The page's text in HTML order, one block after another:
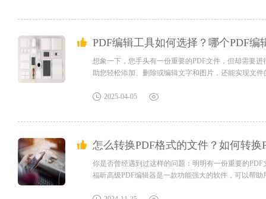
PDF编辑工具如何选择？哪个PDF编
想象一下，您手头有一份重要的PDF文件，但却需要
助您轻松添加、删除或编辑文字和图片，还能实现文
您对软件/工具使用教程有任何疑问，可咨询问客服：
2025-04-05
怎么转换PDF格式的文件？如何转换
你是否曾经遇到过这样的问题：明明有一份重要的
福昕高级PDF编辑器是一款功能强大的软件，可以帮助